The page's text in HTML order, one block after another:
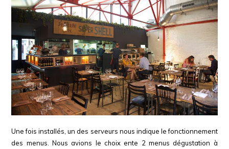
Une fois installés, un des serveurs nous indique le fonctionnement
des menus. Nous avions le choix ente 2 menus dégustation à